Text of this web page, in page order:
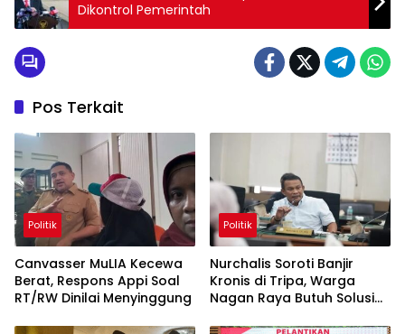
Dikontrol Pemerintah
Pos Terkait
Politik
Canvasser MuLIA Kecewa
Berat, Respons Appi Soal
RT/RW Dinilai Menyinggung
Politik
Nurchalis Soroti Banjir
Kronis di Tripa, Warga
Nagan Raya Butuh Solusi